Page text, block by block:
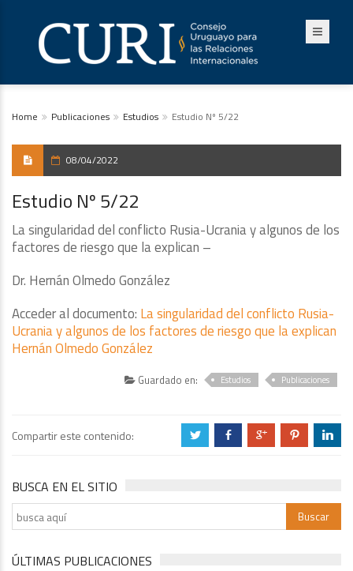
Home Publicaciones Estudios Estudio Nº 5/22
08/04/2022
Estudio Nº 5/22
La singularidad del conflicto Rusia-Ucrania y algunos de los
factores de riesgo que la explican –
Dr. Hernán Olmedo González
Acceder al documento: La singularidad del conflicto Rusia-
Ucrania y algunos de los factores de riesgo que la explican
Hernán Olmedo González
Guardado en: Estudios Publicaciones
Compartir este contenido: a b c d j
BUSCA EN EL SITIO
ÚLTIMAS PUBLICACIONES